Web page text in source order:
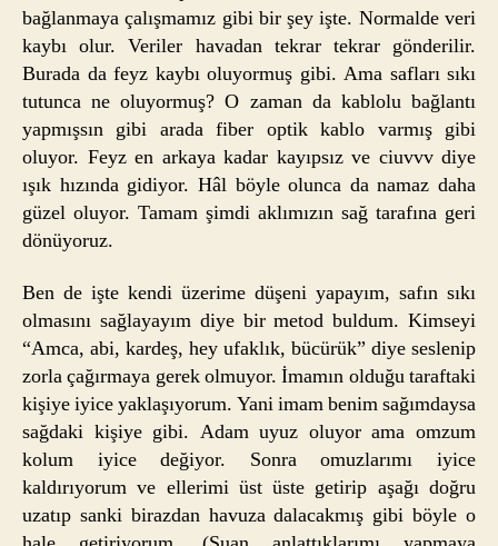
bağlanmaya çalışmamız gibi bir şey işte. Normalde veri
kaybı olur. Veriler havadan tekrar tekrar gönderilir.
Burada da feyz kaybı oluyormuş gibi. Ama safları sıkı
tutunca ne oluyormuş? O zaman da kablolu bağlantı
yapmışsın gibi arada fiber optik kablo varmış gibi
oluyor. Feyz en arkaya kadar kayıpsız ve ciuvvv diye
ışık hızında gidiyor. Hâl böyle olunca da namaz daha
güzel oluyor. Tamam şimdi aklımızın sağ tarafına geri
dönüyoruz.
Ben de işte kendi üzerime düşeni yapayım, safın sıkı
olmasını sağlayayım diye bir metod buldum. Kimseyi
“Amca, abi, kardeş, hey ufaklık, bücürük” diye seslenip
zorla çağırmaya gerek olmuyor. İmamın olduğu taraftaki
kişiye iyice yaklaşıyorum. Yani imam benim sağımdaysa
sağdaki kişiye gibi. Adam uyuz oluyor ama omzum
kolum iyice değiyor. Sonra omuzlarımı iyice
kaldırıyorum ve ellerimi üst üste getirip aşağı doğru
uzatıp sanki birazdan havuza dalacakmış gibi böyle o